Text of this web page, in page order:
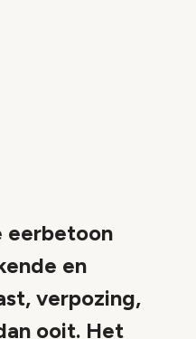
eerbetoon
en
verpozing,
ooit. Het